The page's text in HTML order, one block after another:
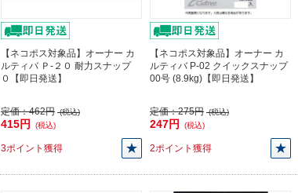
【ネコポス対象品】オーナー カ
ルティバ Ｐ-２０ 耐力スナップ
０【即日発送】
定価：462円 (税込)
415円 (税込)
3ポイント獲得
【ネコポス対象品】オーナー カ
ルティバ P-02 クイックスナップ
00号 (8.9kg)【即日発送】
定価：275円 (税込)
247円 (税込)
2ポイント獲得